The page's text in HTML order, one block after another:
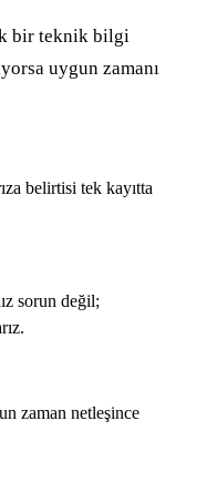
bir teknik bilgi
uygun zamanı
belirtisi tek kayıtta
sorun değil;
zaman netleşince